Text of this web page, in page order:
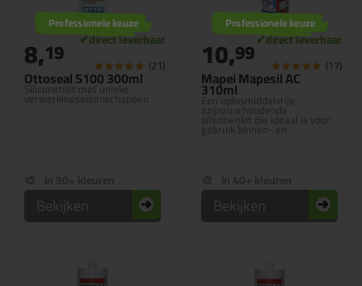
Ottoseal S100 300ml
Siliconenkit met unieke
verwerkingseigenschappen
Professionele keuze
8,19 (21)
Bekijken
Mapei Mapesil AC
310ml
Een oplosmiddelvrije,
azijnzuurhoudende
siliconenkit die ideaal is voor
gebruik binnen- en
buitenshuis
Professionele keuze
10,99 (17)
Bekijken